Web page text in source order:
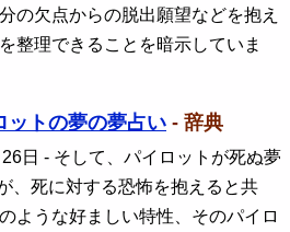
の欠点からの脱出願望などを抱え
整理できることを暗示していま
ットの夢の夢占い - 辞典
日 - そして、パイロットが死ぬ夢
、死に対する恐怖を抱えると共
ような好ましい特性、そのパイロ